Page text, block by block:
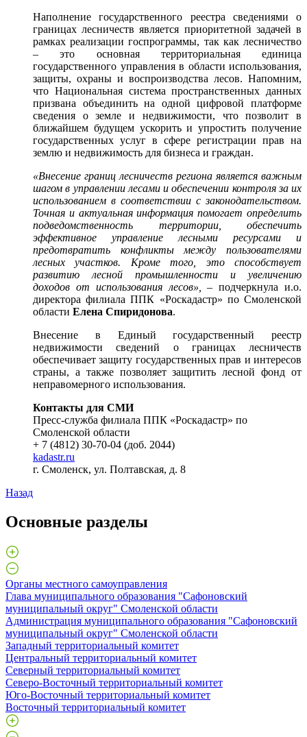
Наполнение государственного реестра сведениями о
границах лесничеств является приоритетной задачей в
рамках реализации госпрограммы, так как лесничество
– это основная территориальная единица
государственного управления в области использования,
защиты, охраны и воспроизводства лесов. Напомним,
что Национальная система пространственных данных
призвана объединить на одной цифровой платформе
сведения о земле и недвижимости, что позволит в
ближайшем будущем ускорить и упростить получение
государственных услуг в сфере регистрации прав на
землю и недвижимость для бизнеса и граждан.
«Внесение границ лесничеств региона является важным
шагом в управлении лесами и обеспечении контроля за их
использованием в соответствии с законодательством.
Точная и актуальная информация помогает определить
подведомственность территории, обеспечить
эффективное управление лесными ресурсами и
предотвратить конфликты между пользователями
лесных участков. Кроме того, это способствует
развитию лесной промышленности и увеличению
доходов от использования лесов», –подчеркнула и.о.
директора филиала ППК «Роскадастр» по Смоленской
области Елена Спиридонова.
Внесение в Единый государственный реестр
недвижимости сведений о границах лесничеств
обеспечивает защиту государственных прав и интересов
страны, а также позволяет защитить лесной фонд от
неправомерного использования.
Контакты для СМИ
Пресс-служба филиала ППК «Роскадастр» по
Смоленской области
+ 7 (4812) 30-70-04 (доб. 2044)
kadastr.ru
г. Смоленск, ул. Полтавская, д. 8
Назад
Основные разделы
Органы местного самоуправления
Глава муниципального образования "Сафоновский
муниципальный округ" Смоленской области
Администрация муниципального образования "Сафоновский
муниципальный округ" Смоленской области
Западный территориальный комитет
Центральный территориальный комитет
Северный территориальный комитет
Северо-Восточный территориальный комитет
Юго-Восточный территориальный комитет
Восточный территориальный комитет